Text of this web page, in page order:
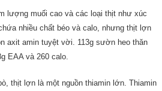
lượng muối cao và các loại thịt như xúc
nhiều chất béo và calo, nhưng thịt lợn
axit amin tuyệt vời. 113g sườn heo thăn
EAA và 260 calo.
thịt lợn là một nguồn thiamin lớn. Thiamin